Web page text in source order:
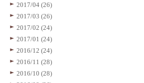
2017/04 (26)
2017/03 (26)
2017/02 (24)
2017/01 (24)
2016/12 (24)
2016/11 (28)
2016/10 (28)